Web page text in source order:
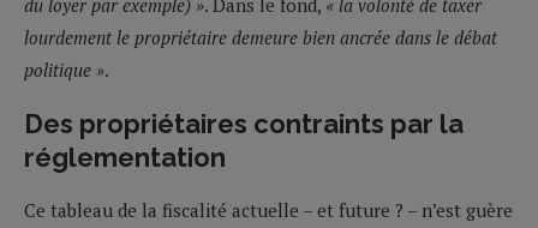
lourdement le propriétaire demeure bien ancrée dans le débat
politique ».
Des propriétaires contraints par la
réglementation
Ce tableau de la fiscalité actuelle – et future ? – n’est guère